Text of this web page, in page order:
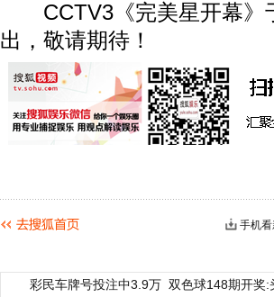
CCTV3《完美星开幕》
出，敬请期待！
手机看
彩民车牌号投注中3.9万 双色球148期开奖: